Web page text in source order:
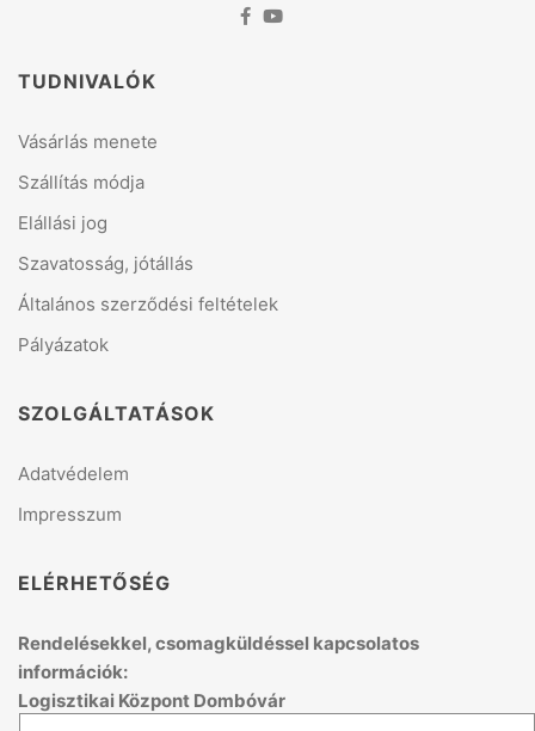
TUDNIVALÓK
Vásárlás menete
Szállítás módja
Elállási jog
Szavatosság, jótállás
Általános szerződési feltételek
Pályázatok
SZOLGÁLTATÁSOK
Adatvédelem
Impresszum
ELÉRHETŐSÉG
Rendelésekkel, csomagküldéssel kapcsolatos
információk:
Logisztikai Központ Dombóvár